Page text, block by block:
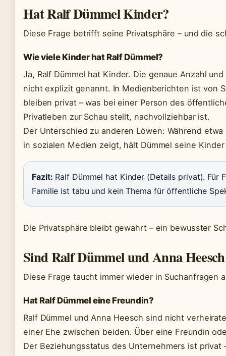
Hat Ralf Dümmel Kinder?
Diese Frage betrifft seine Privatsphäre – und die
Wie viele Kinder hat Ralf Dümmel?
Ja, Ralf Dümmel hat Kinder. Die genaue Anzahl
nicht explizit genannt. In Medienberichten ist von
bleiben privat – was bei einer Person des
Privatleben zur Schau stellt, nachvollziehbar ist.
Der Unterschied zu anderen Löwen: Während
in sozialen Medien zeigt, hält Dümmel seine
Fazit: Ralf Dümmel hat Kinder (Details privat). Für
Familie ist tabu und kein Thema für öffentliche
Die Privatsphäre bleibt gewahrt – ein bewusster
Sind Ralf Dümmel und Anna
Diese Frage taucht immer wieder in Suchanfragen
Hat Ralf Dümmel eine Freundin?
Ralf Dümmel und Anna Heesch sind nicht
einer Ehe zwischen beiden. Über eine Freundin
Der Beziehungsstatus des Unternehmers ist